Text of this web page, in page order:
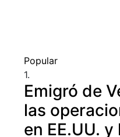
Popular
1.
Emigró de
las
en EE.UU.